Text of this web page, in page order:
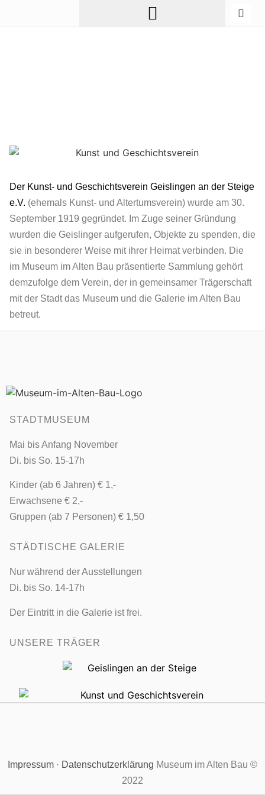
Der Kunst- und Geschichtsverein Geislingen an der Steige
e.V. (ehemals Kunst- und Altertumsverein) wurde am 30.
September 1919 gegründet. Im Zuge seiner Gründung
wurden die Geislinger aufgerufen, Objekte zu spenden, die
sie in besonderer Weise mit ihrer Heimat verbinden. Die
im Museum im Alten Bau präsentierte Sammlung gehört
demzufolge dem Verein, der in gemeinsamer Trägerschaft
mit der Stadt das Museum und die Galerie im Alten Bau
betreut.
STADTMUSEUM
Mai bis Anfang November
Di. bis So. 15-17h
Kinder (ab 6 Jahren) € 1,-
Erwachsene € 2,-
Gruppen (ab 7 Personen) € 1,50
STÄDTISCHE GALERIE
Nur während der Ausstellungen
Di. bis So. 14-17h
Der Eintritt in die Galerie ist frei.
UNSERE TRÄGER
Impressum · Datenschutzerklärung Museum im Alten Bau ©
2022